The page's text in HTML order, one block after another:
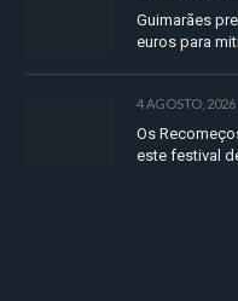
Guimarães
euros para
4 AGOSTO, 2026
Os
este festival